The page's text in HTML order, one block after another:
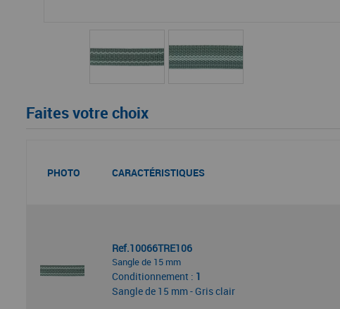
Faites votre choix
PHOTO CARACTÉRISTIQUES
Ref.10066TRE106
Sangle de 15 mm
Conditionnement : 1
Sangle de 15 mm - Gris clair